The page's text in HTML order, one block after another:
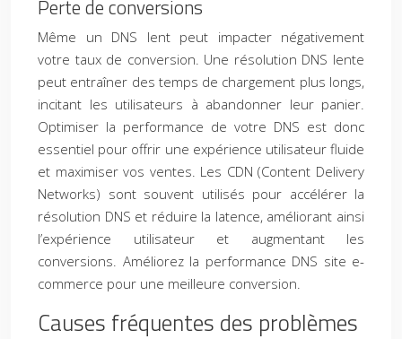
Perte de conversions
Même un DNS lent peut impacter négativement
votre taux de conversion. Une résolution DNS lente
peut entraîner des temps de chargement plus longs,
incitant les utilisateurs à abandonner leur panier.
Optimiser la performance de votre DNS est donc
essentiel pour offrir une expérience utilisateur fluide
et maximiser vos ventes. Les CDN (Content Delivery
Networks) sont souvent utilisés pour accélérer la
résolution DNS et réduire la latence, améliorant ainsi
l’expérience utilisateur et augmentant les
conversions. Améliorez la performance DNS site e-
commerce pour une meilleure conversion.
Causes fréquentes des problèmes